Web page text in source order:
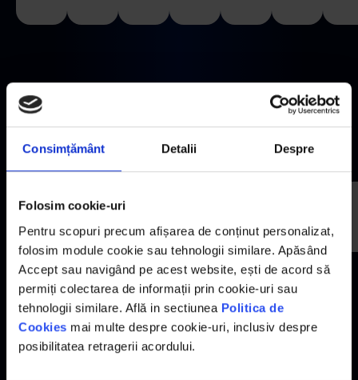
Consimțământ Detalii Despre
Folosim cookie-uri
Pentru scopuri precum afișarea de conținut personalizat,
folosim module cookie sau tehnologii similare. Apăsând
Accept sau navigând pe acest website, ești de acord să
permiți colectarea de informații prin cookie-uri sau
tehnologii similare. Află in sectiunea Politica de
Cookies mai multe despre cookie-uri, inclusiv despre
posibilitatea retragerii acordului.
Gold
Alţi parteneri